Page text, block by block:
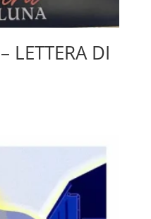
LETTERA DI